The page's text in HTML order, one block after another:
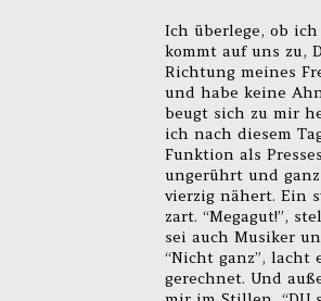
Ich überlege, ob
kommt auf uns zu,
Richtung meines
und habe keine
beugt sich zu mir
ich nach diesem
Funktion als
ungerührt und
vierzig nähert. Ein
zart. “Megagut!”,
sei auch Musiker
“Nicht ganz”,
gerechnet. Und